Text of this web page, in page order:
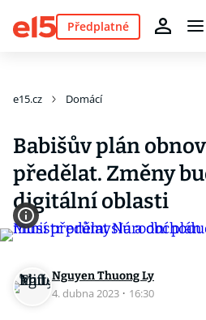
Předplatné
e15.cz Domácí
Babišův plán
předělat. Změny
digitální oblasti
Nguyen Thuong Ly
4. dubna 2023 · 16:30